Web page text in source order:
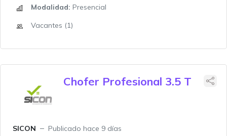
Modalidad: Presencial
Vacantes (1)
Chofer Profesional 3.5 T
SICON
Publicado hace 9 días